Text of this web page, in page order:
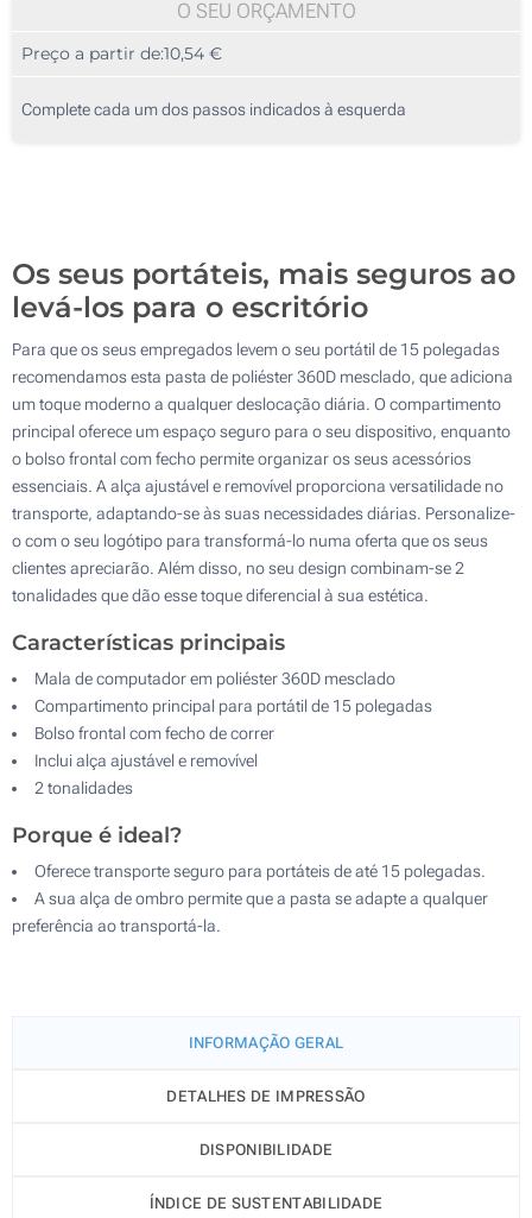
10
25
O SEU ORÇAMENTO
Preço a partir de:10,54 €
Complete cada um dos passos indicados à esquerda
Os seus portáteis, mais seguros ao
levá-los para o escritório
Para que os seus empregados levem o seu portátil de 15 polegadas
recomendamos esta pasta de poliéster 360D mesclado, que adiciona
um toque moderno a qualquer deslocação diária. O compartimento
principal oferece um espaço seguro para o seu dispositivo, enquanto
o bolso frontal com fecho permite organizar os seus acessórios
essenciais. A alça ajustável e removível proporciona versatilidade no
transporte, adaptando-se às suas necessidades diárias. Personalize-
o com o seu logótipo para transformá-lo numa oferta que os seus
clientes apreciarão. Além disso, no seu design combinam-se 2
tonalidades que dão esse toque diferencial à sua estética.
Características principais
Mala de computador em poliéster 360D mesclado
Compartimento principal para portátil de 15 polegadas
Bolso frontal com fecho de correr
Inclui alça ajustável e removível
2 tonalidades
Porque é ideal?
Oferece transporte seguro para portáteis de até 15 polegadas.
A sua alça de ombro permite que a pasta se adapte a qualquer
preferência ao transportá-la.
INFORMAÇÃO GERAL
DETALHES DE IMPRESSÃO
DISPONIBILIDADE
ÍNDICE DE SUSTENTABILIDADE